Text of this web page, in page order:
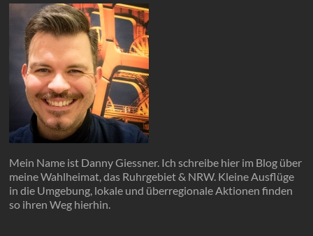
Mein Name ist Danny Giessner. Ich schreibe hier im Blog über
meine Wahlheimat, das Ruhrgebiet & NRW. Kleine Ausflüge
in die Umgebung, lokale und überregionale Aktionen finden
so ihren Weg hierhin.